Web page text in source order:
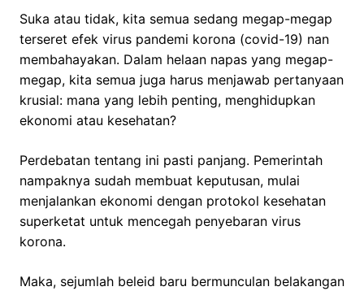
Suka atau tidak, kita semua sedang megap-megap
terseret efek virus pandemi korona (covid-19) nan
membahayakan. Dalam helaan napas yang megap-
megap, kita semua juga harus menjawab pertanyaan
krusial: mana yang lebih penting, menghidupkan
ekonomi atau kesehatan?
Perdebatan tentang ini pasti panjang. Pemerintah
nampaknya sudah membuat keputusan, mulai
menjalankan ekonomi dengan protokol kesehatan
superketat untuk mencegah penyebaran virus
korona.
Maka, sejumlah beleid baru bermunculan belakangan